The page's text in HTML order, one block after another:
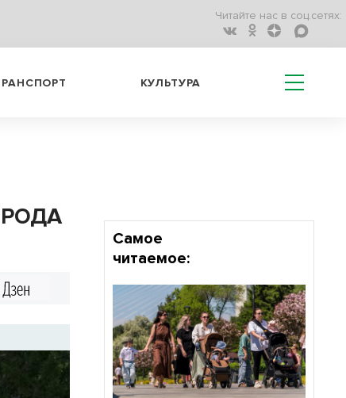
Читайте нас в соц.сетях:
КУЛЬТУРА
Самое
читаемое: